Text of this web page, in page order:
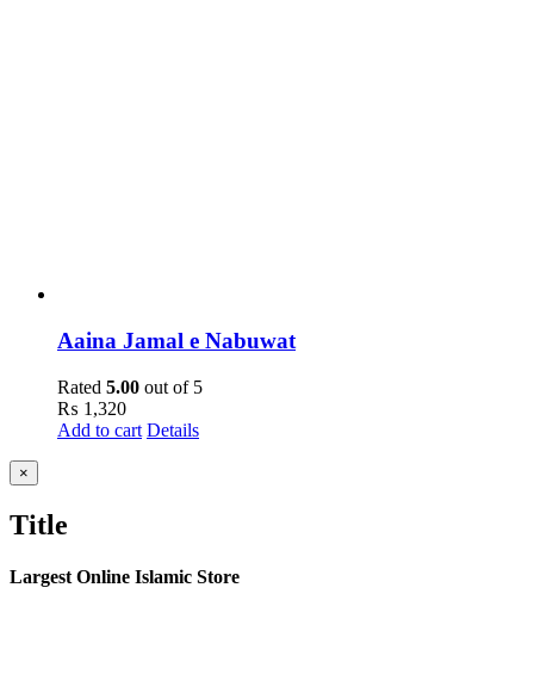
Aaina Jamal e Nabuwat
Rated 5.00 out of 5
₨ 1,320
Add to cart Details
Close
product
view
×
Title
Largest Online Islamic Store